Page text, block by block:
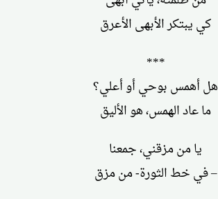
كي يبتكر الأبهى الأعرق
***
هل أهمس بوحي أو أعلي؟
ما عاد الهمس، هو الأليق
يا من مزقني، جمعنا
– في خط الثورة- من مزق